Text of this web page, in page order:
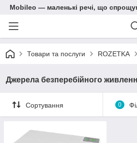
Mobileo — маленькі речі, що
Товари та послуги ROZETKA
Джерела безперебійного
Сортування 0